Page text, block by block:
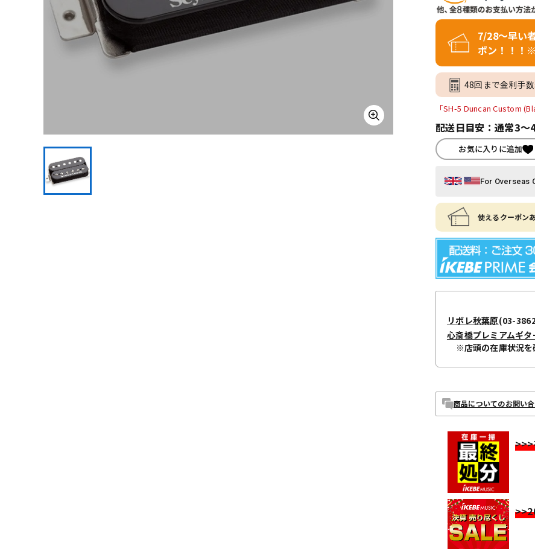
7/28～早い
ポン！！！
48回まで金利手
「SH-5 Duncan Custom
配送日目安：通常3～
お気に入りに追加
For Overseas
使えるクーポン
リボレ秋葉原(03-
心斎橋プレミアムギタ
※店頭の在庫状況を
商品についてのお問い